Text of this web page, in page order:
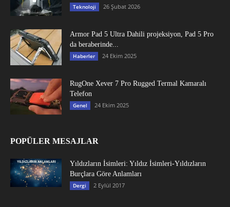
Teknoloji 26 Şubat 2026
Armor Pad 5 Ultra Dahili projeksiyon, Pad 5 Pro
da beraberinde...
Haberler 24 Ekim 2025
RugOne Xever 7 Pro Rugged Termal Kamaralı
Telefon
Genel 24 Ekim 2025
POPÜLER MESAJLAR
Yıldızların İsimleri: Yıldız İsimleri-Yıldızların
Burçlara Göre Anlamları
Dergi 2 Eylül 2017